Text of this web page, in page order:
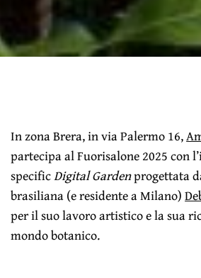
In zona Brera, in via Palermo 16,
partecipa al Fuorisalone 2025 con
specificDigital Gardenprogettata
brasiliana (e residente a Milano)
per il suo lavoro artistico e la sua
mondo botanico.